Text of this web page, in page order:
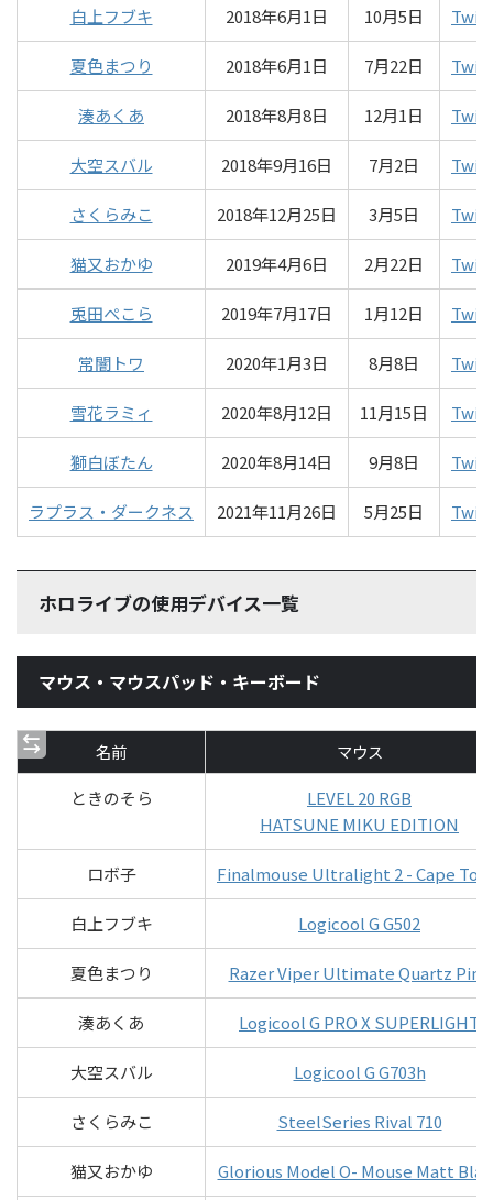
白上フブキ 2018年6月1日 10月5日
夏色まつり 2018年6月1日 7月22日
湊あくあ 2018年8月8日 12月1日
大空スバル 2018年9月16日 7月2日
さくらみこ 2018年12月25日 3月5日
猫又おかゆ 2019年4月6日 2月22日
兎田ぺこら 2019年7月17日 1月12日
常闇トワ 2020年1月3日 8月8日
雪花ラミィ 2020年8月12日 11月15日
獅白ぼたん 2020年8月14日 9月8日
ラプラス・ダークネス 2021年11月26日 5月25日
ホロライブの使用デバイス一覧
マウス・マウスパッド・キーボード
名前
マウス
ときのそら
LEVEL 20 RGB
HATSUNE MIKU EDITION
ロボ子 Finalmouse Ultralight 2 - Cape
白上フブキ Logicool G G502
夏色まつり Razer Viper Ultimate Quartz Pink
湊あくあ Logicool G PRO X SUPERLIGHT
大空スバル Logicool G G703h
さくらみこ SteelSeries Rival 710
猫又おかゆ Glorious Model O- Mouse Matt